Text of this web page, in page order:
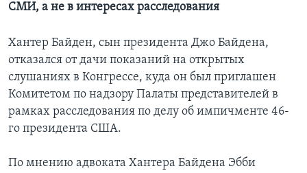
СМИ, а не в интересах расследования
Хантер Байден, сын президента Джо Байдена,
отказался от дачи показаний на открытых
слушаниях в Конгрессе, куда он был приглашен
Комитетом по надзору Палаты представителей в
рамках расследования по делу об импичменте 46-
го президента США.
По мнению адвоката Хантера Байдена Эбби